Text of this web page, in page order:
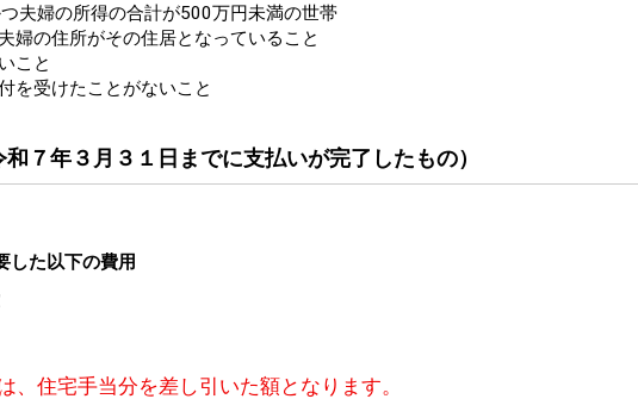
夫婦の所得の合計が500万円未満の世帯
婦の住所がその住居となっていること
こと
を受けたことがないこと
７年３月３１日までに支払いが完了したもの）
した以下の費用
住宅手当分を差し引いた額となります。